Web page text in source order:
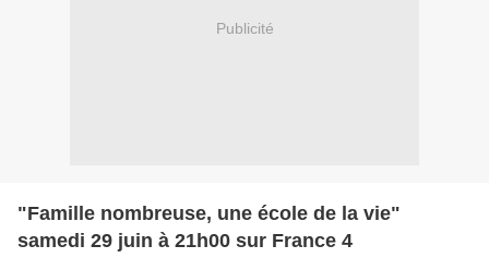
Publicité
"Famille nombreuse, une école de la vie"
samedi 29 juin à 21h00 sur France 4